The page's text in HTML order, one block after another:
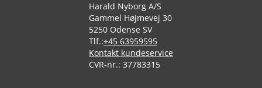
Harald Nyborg A/S
Gammel Højmevej 30
5250 Odense SV
Tlf.:+45 63959595
Kontakt kundeservice
CVR-nr.: 37783315